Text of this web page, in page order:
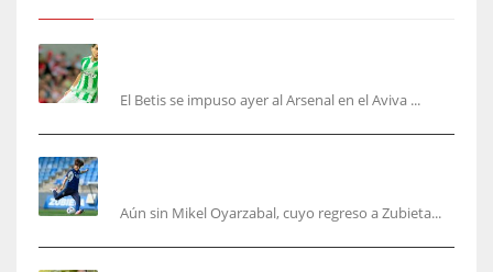
El Betis se impuso ayer al Arsenal en el Aviva ...
Aún sin Mikel Oyarzabal, cuyo regreso a Zubieta...